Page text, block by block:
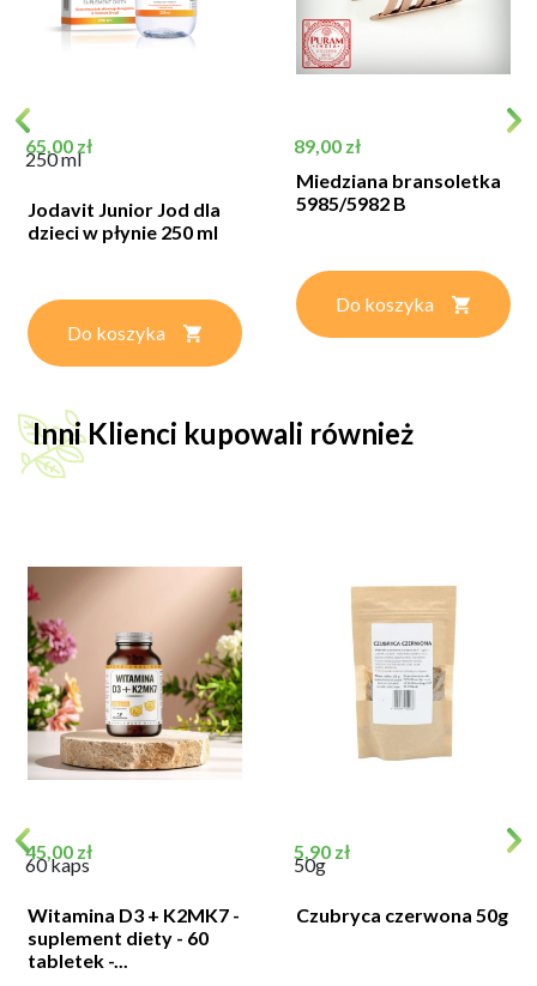
Cena
65,00 zł
250 ml
Jodavit Junior Jod dla
dzieci w płynie 250 ml
Do koszyka
Cena
89,00 zł
Miedziana bransoletka
5985/5982 B
Do koszyka
Inni Klienci kupowali również
Cena
45,00 zł
60 kaps
Witamina D3 + K2MK7 -
suplement diety - 60
tabletek -...
Cena
5,90 zł
50g
Czubryca czerwona 50g